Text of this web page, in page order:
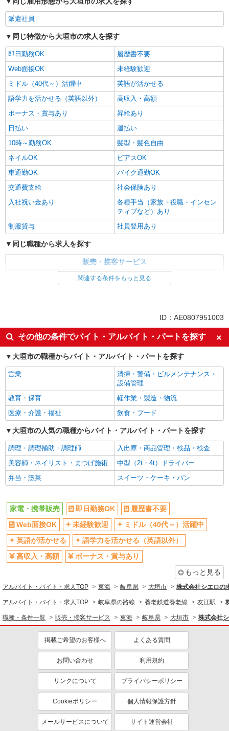
派遣社員
同じ特徴から大垣市の求人を探す
即日勤務OK
履歴書不要
Web面接OK
未経験歓迎
ミドル（40代～）活躍中
英語が活かせる
語学力を活かせる（英語以外）
高収入・高額
ボーナス・賞与あり
昇給あり
日払い
週払い
10時～勤務OK
髪型・髪色自由
ネイルOK
ピアスOK
車通勤OK
バイク通勤OK
交通費支給
社会保険あり
入社祝い金あり
各種手当（家族・役職・インセン
ティブなど）あり
制服貸与
社員登用あり
同じ職種から求人を探す
販売・接客サービス
英語が活かせる
ボーナス・賞与あり
日払い
車通勤OK
交通費支給
社会保険あり
社員登用あり
関連する条件をもっと見る
ID：AE0807951003
その他の条件でバイト・アルバイト・パートを探す
大垣市の職種からバイト・アルバイト・パートを探す
営業
清掃・警備・ビルメンテナンス・
設備管理
教育・保育
軽作業・製造・物流
医療・介護・福祉
飲食・フード
大垣市の人気の職種からバイト・アルバイト・パートを探す
調理・調理補助・調理師
入出庫・商品管理・検品・検査
美容師・ネイリスト・まつげ施術
中型（2t・4t）ドライバー
弁当・惣菜
スイーツ・ケーキ・パン
家電・携帯販売 即日勤務OK
履歴書不要
Web面接OK
未経験歓迎
ミドル（40代～）活躍中
英語が活かせる
語学力を活かせる（英語以外）
高収入・高額
ボーナス・賞与あり
もっと見る
アルバイト・バイト・求人TOP 東海 岐阜県 大垣市 株式会社シエロの
アルバイト・バイト・求人TOP 岐阜県の路線 養老鉄道養老線 友江駅
職種・条件一覧 販売・接客サービス 東海 岐阜県 大垣市 株式会社
掲載ご希望のお客様へ よくある質問
お問い合わせ 利用規約
リンクについて プライバシーポリシー
Cookieポリシー 個人情報保護方針
メールサービスについて サイト運営会社